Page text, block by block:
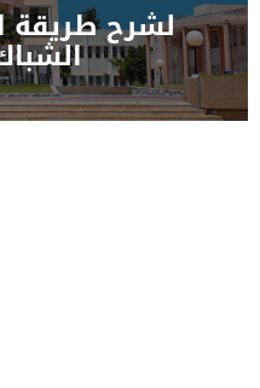
لشرح طريقة